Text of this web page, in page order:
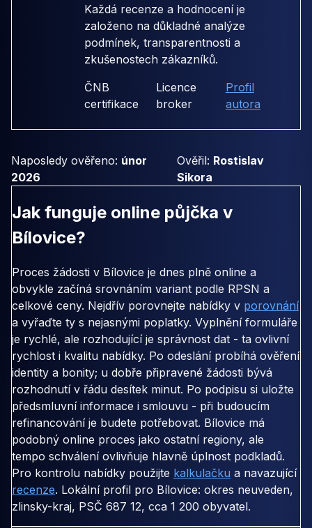
Každá recenze a hodnocení je
založeno na důkladné analýze
podmínek, transparentnosti a
zkušenostech zákazníků.
ČNB
certifikace
Licence
broker
Profil
autora
Naposledy ověřeno: únor
2026
Ověřil: Rostislav
Sikora
Jak funguje online půjčka v
Bílovice?
Proces žádosti v Bílovice je dnes plně online a
obvykle začíná srovnáním variant podle RPSN a
celkové ceny. Nejdřív porovnejte nabídky v porovnání
a vyřaďte ty s nejasnými poplatky. Vyplnění formuláře
je rychlé, ale rozhodující je správnost dat - ta ovlivní
rychlost i kvalitu nabídky. Po odeslání probíhá ověření
identity a bonity; u dobře připravené žádosti bývá
rozhodnutí v řádu desítek minut. Po podpisu si uložte
předsmluvní informace i smlouvu - při budoucím
refinancování je budete potřebovat. Bílovice má
podobný online proces jako ostatní regiony, ale
tempo schválení ovlivňuje hlavně úplnost podkladů.
Pro kontrolu nabídky použijte kalkulačku a navazující
recenze. Lokální profil pro Bílovice: okres neuveden,
zlinsky-kraj, PSČ 687 12, cca 1 200 obyvatel.